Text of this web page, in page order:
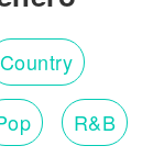
Country
R&B